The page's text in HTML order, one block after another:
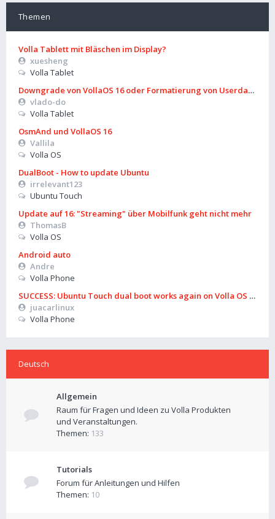
Themen
Volla Tablett mit Bläschen im Display?
xuesheng
Volla Tablet
Downgrade von VollaOS 16 oder Formatierung von Userdata
vlado-do
Volla Tablet
OsmAnd und VollaOS 16
Vallila
Volla OS
DualBoot - How to update Ubuntu
irrelevant123
Ubuntu Touch
Update auf 16: "Streaming" über Mobilfunk geht nicht mehr
ThomasB
Volla OS
Android auto
Andre
Volla Phone
SUCCESS: Ubuntu Touch dual boot works again on Volla OS 16
juacarlinux
Volla Phone
Deutsch
Allgemein
Raum für Fragen und Ideen zu Volla Produkten
und Veranstaltungen.
Themen: 133
Tutorials
Forum für Anleitungen und Hilfen
Themen: 10